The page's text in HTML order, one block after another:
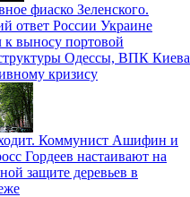
фиаско Зеленского.
ответ России Украине
к выносу портовой
Одессы, ВПК Киева
кризису
Коммунист Ашифин и
Гордеев настаивают на
защите деревьев в